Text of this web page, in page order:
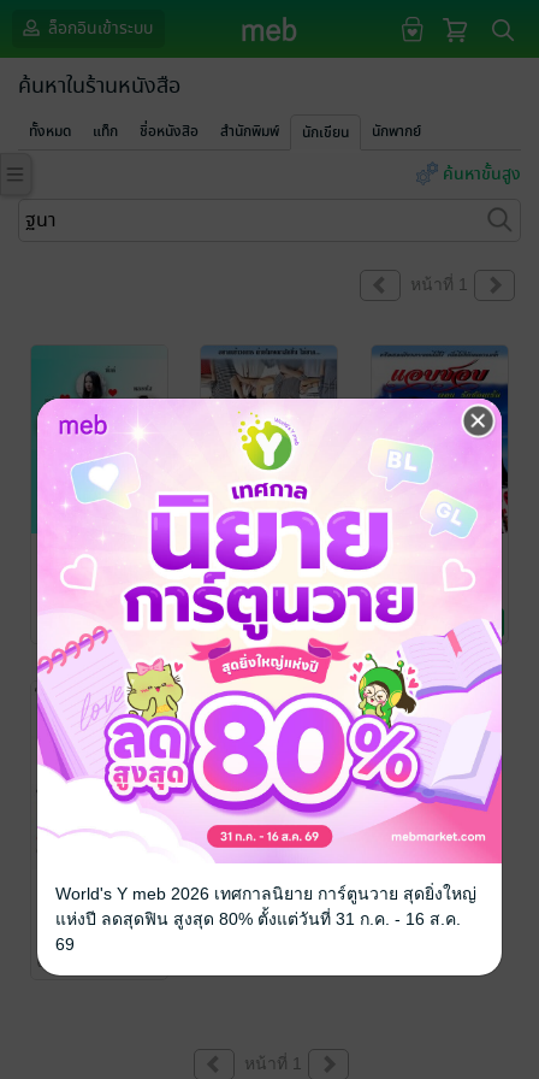
ล็อกอินเข้าระบบ
ค้นหาในร้านหนังสือ
ทั้งหมด แท็ก ชื่อหนังสือ สำนักพิมพ์ นักเขียน นักพากย์
ค้นหาขั้นสูง
หน้าที่ 1
แอบชอบ 2 ตอน
รักอำพราง
นิยายรัก
คัมภีร์ยุทธ เจาะ
แคสติ้ง
ฐนา
สาระบันเทิง
2 Rating
แอบชอบ
ฐนา
นิยายรัก
2 Rating
แต่รักครับ
ฐนา
นิยายรัก
6 Rating
หน้าที่ 1
World's Y meb 2026 เทศกาลนิยาย การ์ตูนวาย สุดยิ่งใหญ่
แห่งปี ลดสุดฟิน สูงสุด 80% ตั้งแต่วันที่ 31 ก.ค. - 16 ส.ค.
69